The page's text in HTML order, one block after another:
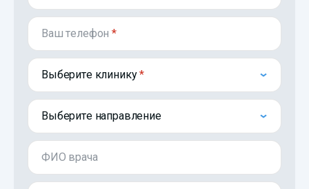
Ваш телефон*
Выберите клинику
Выберите направление
ФИО врача